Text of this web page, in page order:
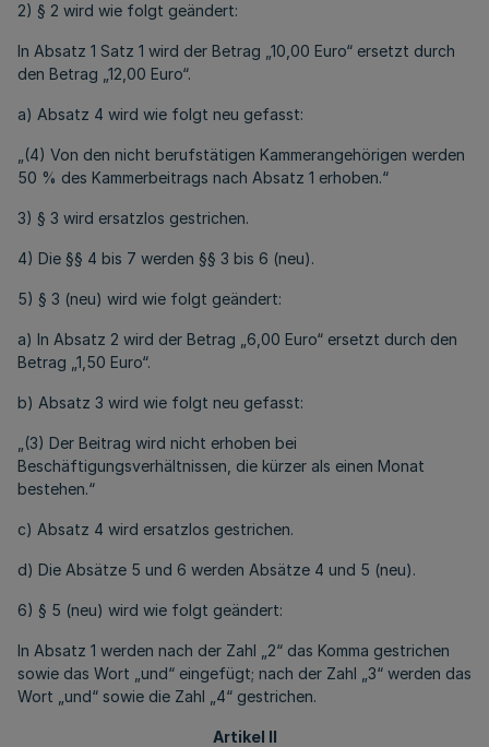
2) § 2 wird wie folgt geändert:
In Absatz 1 Satz 1 wird der Betrag „10,00 Euro“ ersetzt durch
den Betrag „12,00 Euro“.
a) Absatz 4 wird wie folgt neu gefasst:
„(4) Von den nicht berufstätigen Kammerangehörigen werden
50 % des Kammerbeitrags nach Absatz 1 erhoben.“
3) § 3 wird ersatzlos gestrichen.
4) Die §§ 4 bis 7 werden §§ 3 bis 6 (neu).
5) § 3 (neu) wird wie folgt geändert:
a) In Absatz 2 wird der Betrag „6,00 Euro“ ersetzt durch den
Betrag „1,50 Euro“.
b) Absatz 3 wird wie folgt neu gefasst:
„(3) Der Beitrag wird nicht erhoben bei
Beschäftigungsverhältnissen, die kürzer als einen Monat
bestehen.“
c) Absatz 4 wird ersatzlos gestrichen.
d) Die Absätze 5 und 6 werden Absätze 4 und 5 (neu).
6) § 5 (neu) wird wie folgt geändert:
In Absatz 1 werden nach der Zahl „2“ das Komma gestrichen
sowie das Wort „und“ eingefügt; nach der Zahl „3“ werden das
Wort „und“ sowie die Zahl „4“ gestrichen.
Artikel II